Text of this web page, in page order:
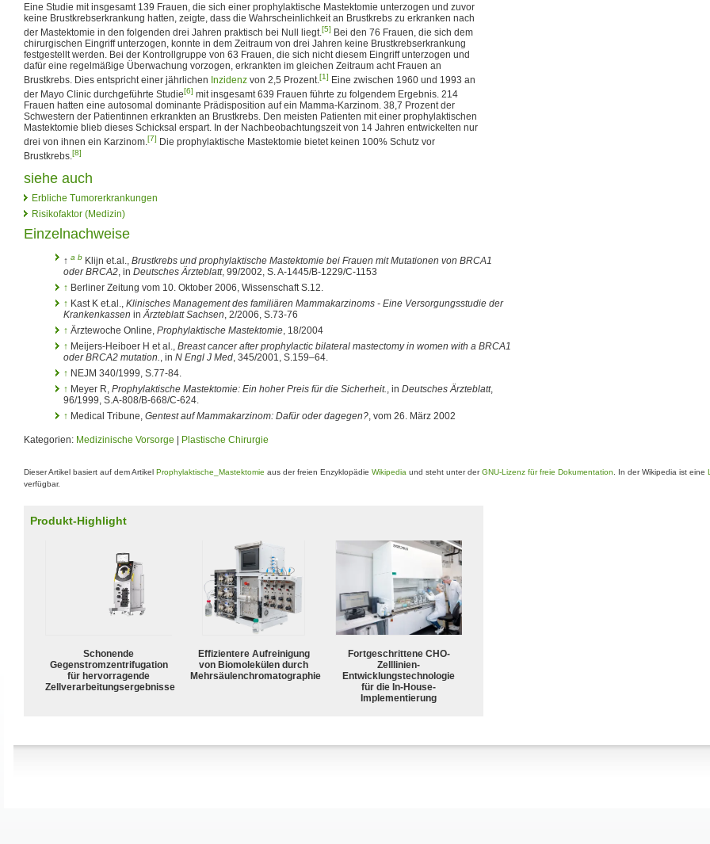
Eine Studie mit insgesamt 139 Frauen, die sich einer prophylaktische Mastektomie unterzogen und zuvor
keine Brustkrebserkrankung hatten, zeigte, dass die Wahrscheinlichkeit an Brustkrebs zu erkranken nach
der Mastektomie in den folgenden drei Jahren praktisch bei Null liegt.[5] Bei den 76 Frauen, die sich dem
chirurgischen Eingriff unterzogen, konnte in dem Zeitraum von drei Jahren keine Brustkrebserkrankung
festgestellt werden. Bei der Kontrollgruppe von 63 Frauen, die sich nicht diesem Eingriff unterzogen und
dafür eine regelmäßige Überwachung vorzogen, erkrankten im gleichen Zeitraum acht Frauen an
Brustkrebs. Dies entspricht einer jährlichen Inzidenz von 2,5 Prozent.[1] Eine zwischen 1960 und 1993 an
der Mayo Clinic durchgeführte Studie[6] mit insgesamt 639 Frauen führte zu folgendem Ergebnis. 214
Frauen hatten eine autosomal dominante Prädisposition auf ein Mamma-Karzinom. 38,7 Prozent der
Schwestern der Patientinnen erkrankten an Brustkrebs. Den meisten Patienten mit einer prophylaktischen
Mastektomie blieb dieses Schicksal erspart. In der Nachbeobachtungszeit von 14 Jahren entwickelten nur
drei von ihnen ein Karzinom.[7] Die prophylaktische Mastektomie bietet keinen 100% Schutz vor
Brustkrebs.[8]
siehe auch
Erbliche Tumorerkrankungen
Risikofaktor (Medizin)
Einzelnachweise
↑ a b Klijn et.al., Brustkrebs und prophylaktische Mastektomie bei Frauen mit Mutationen von BRCA1
oder BRCA2, in Deutsches Ärzteblatt, 99/2002, S. A-1445/B-1229/C-1153
↑ Berliner Zeitung vom 10. Oktober 2006, Wissenschaft S.12.
↑ Kast K et.al., Klinisches Management des familiären Mammakarzinoms - Eine Versorgungsstudie der
Krankenkassen inÄrzteblatt Sachsen, 2/2006, S.73-76
↑ Ärztewoche Online, Prophylaktische Mastektomie, 18/2004
↑ Meijers-Heiboer H et al., Breast cancer after prophylactic bilateral mastectomy in women with a BRCA1
oder BRCA2 mutation., in N Engl J Med, 345/2001, S.159–64.
↑ NEJM 340/1999, S.77-84.
↑ Meyer R, Prophylaktische Mastektomie: Ein hoher Preis für die Sicherheit., in Deutsches Ärzteblatt,
96/1999, S.A-808/B-668/C-624.
↑ Medical Tribune, Gentest auf Mammakarzinom: Dafür oder dagegen?, vom 26. März 2002
Kategorien: Medizinische Vorsorge Plastische Chirurgie
Dieser Artikel basiert auf dem Artikel Prophylaktische_Mastektomie aus der freien Enzyklopädie Wikipedia und steht unter derGNU-Lizenz für freie Dokumentation . In der Wikipedia ist eine
verfügbar.
Produkt-Highlight
Schonende
Gegenstromzentrifugation
für hervorragende
Zellverarbeitungsergebnisse
Effizientere Aufreinigung
von Biomolekülen durch
Mehrsäulenchromatographie
Fortgeschrittene CHO-
Zelllinien-
Entwicklungstechnologie
für die In-House-
Implementierung